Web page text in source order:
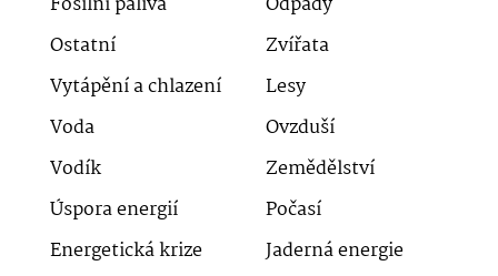
Ostatní
Zvířata
Vytápění a chlazení
Lesy
Voda
Ovzduší
Vodík
Zemědělství
Úspora energií
Počasí
Energetická krize
Jaderná energie